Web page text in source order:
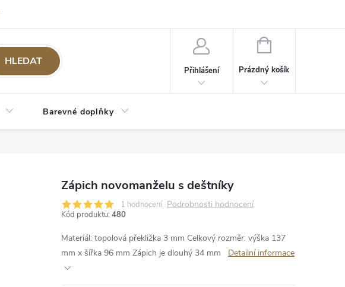
HLEDAT
Přihlášení
NÁKUPNÍ
Prázdný košík
Barevné doplňky
Zápich novomanželu s deštníky
1 hodnocení Podrobnosti hodnocení
Kód produktu: 480
Materiál: topolová překližka 3 mm Celkový rozměr: výška 137
mm x šířka 96 mm Zápich je dlouhý 34 mm Detailní informace